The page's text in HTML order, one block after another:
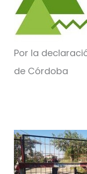
Por la
de Córdoba